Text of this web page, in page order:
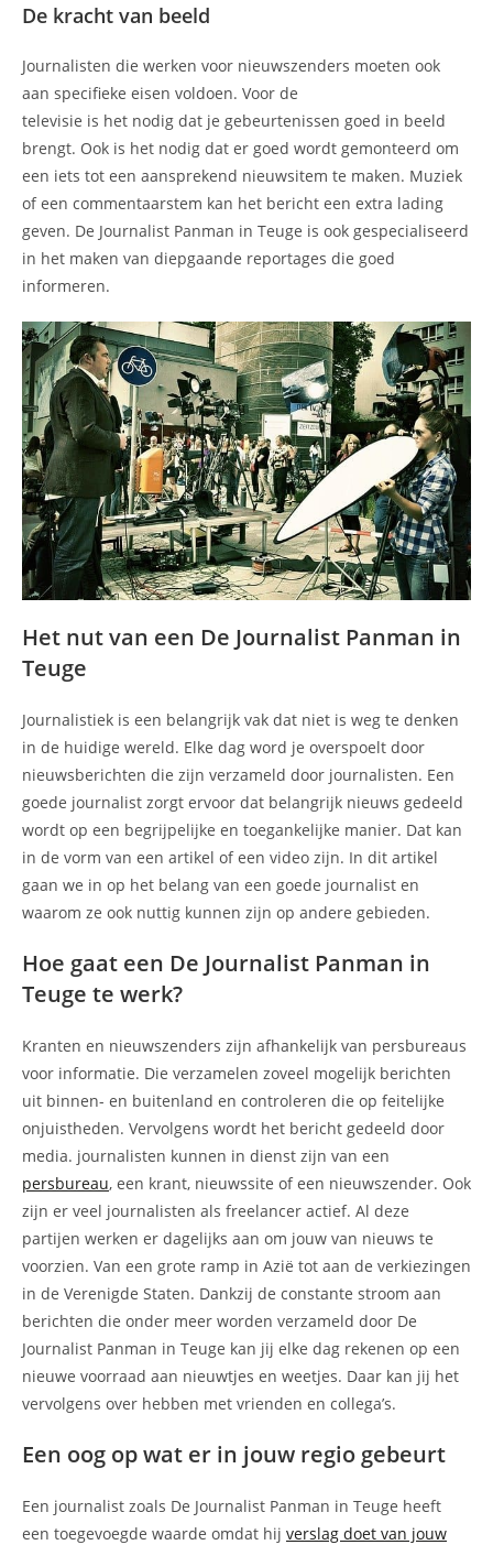
De kracht van beeld
Journalisten die werken voor nieuwszenders moeten ook
aan specifieke eisen voldoen. Voor de
televisie is het nodig dat je gebeurtenissen goed in beeld
brengt. Ook is het nodig dat er goed wordt gemonteerd om
een iets tot een aansprekend nieuwsitem te maken. Muziek
of een commentaarstem kan het bericht een extra lading
geven. De Journalist Panman in Teuge is ook gespecialiseerd
in het maken van diepgaande reportages die goed
informeren.
Het nut van een De Journalist Panman in
Teuge
Journalistiek is een belangrijk vak dat niet is weg te denken
in de huidige wereld. Elke dag word je overspoelt door
nieuwsberichten die zijn verzameld door journalisten. Een
goede journalist zorgt ervoor dat belangrijk nieuws gedeeld
wordt op een begrijpelijke en toegankelijke manier. Dat kan
in de vorm van een artikel of een video zijn. In dit artikel
gaan we in op het belang van een goede journalist en
waarom ze ook nuttig kunnen zijn op andere gebieden.
Hoe gaat een De Journalist Panman in
Teuge te werk?
Kranten en nieuwszenders zijn afhankelijk van persbureaus
voor informatie. Die verzamelen zoveel mogelijk berichten
uit binnen- en buitenland en controleren die op feitelijke
onjuistheden. Vervolgens wordt het bericht gedeeld door
media. journalisten kunnen in dienst zijn van een
persbureau, een krant, nieuwssite of een nieuwszender. Ook
zijn er veel journalisten als freelancer actief. Al deze
partijen werken er dagelijks aan om jouw van nieuws te
voorzien. Van een grote ramp in Azië tot aan de verkiezingen
in de Verenigde Staten. Dankzij de constante stroom aan
berichten die onder meer worden verzameld door De
Journalist Panman in Teuge kan jij elke dag rekenen op een
nieuwe voorraad aan nieuwtjes en weetjes. Daar kan jij het
vervolgens over hebben met vrienden en collega’s.
Een oog op wat er in jouw regio gebeurt
Een journalist zoals De Journalist Panman in Teuge heeft
een toegevoegde waarde omdat hij verslag doet van jouw